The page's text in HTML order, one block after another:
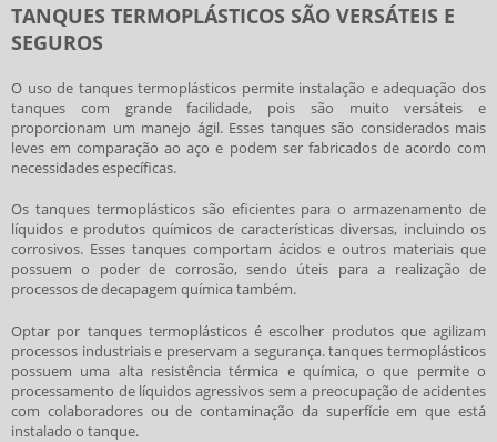
TANQUES TERMOPLÁSTICOS SÃO VERSÁTEIS E
SEGUROS
O uso de tanques termoplásticos permite instalação e adequação dos
tanques com grande facilidade, pois são muito versáteis e
proporcionam um manejo ágil. Esses tanques são considerados mais
leves em comparação ao aço e podem ser fabricados de acordo com
necessidades específicas.
Os tanques termoplásticossão eficientes para o armazenamento de
líquidos e produtos químicos de características diversas, incluindo os
corrosivos. Esses tanques comportam ácidos e outros materiais que
possuem o poder de corrosão, sendo úteis para a realização de
processos de decapagem química também.
Optar por tanques termoplásticosé escolher produtos que agilizam
processos industriais e preservam a segurança.tanques termoplásticos
possuem uma alta resistência térmica e química, o que permite o
processamento de líquidos agressivos sem a preocupação de acidentes
com colaboradores ou de contaminação da superfície em que está
instalado o tanque.